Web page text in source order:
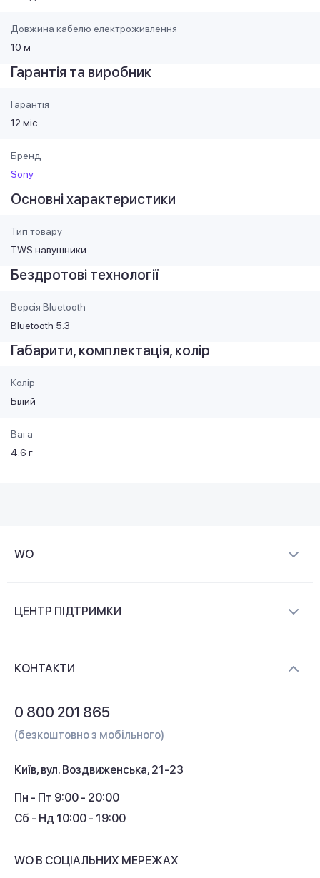
Довжина кабелю електроживлення
10 м
Гарантія та виробник
Гарантія
12 міс
Бренд
Sony
Основні характеристики
Тип товару
TWS навушники
Бездротові технології
Версія Bluetooth
Bluetooth 5.3
Габарити, комплектація, колір
Колір
Білий
Вага
4.6 г
WO
Контакти
ЦЕНТР ПІДТРИМКИ
Кешбек
КОНТАКТИ
0 800 201 865
(безкоштовно з мобільного)
Київ, вул. Воздвиженська, 21-23
Пн - Пт 9:00 - 20:00
Сб - Нд 10:00 - 19:00
WO В СОЦІАЛЬНИХ МЕРЕЖАХ